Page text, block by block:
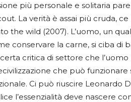
più personale e solitaria
La verità è assai più cruda, ce
the wild (2007). L’uomo, un
conservare la carne, si ciba di
critica di settore che
che può funzionare
Ci può riuscire Leonardo
l’essenzialità deve nascere